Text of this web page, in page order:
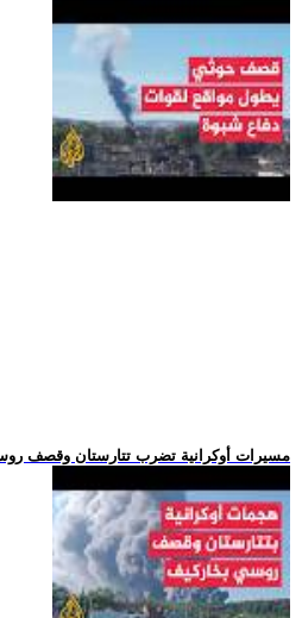
.. مسيرات أوكرانية تضرب تتارستان وقصف